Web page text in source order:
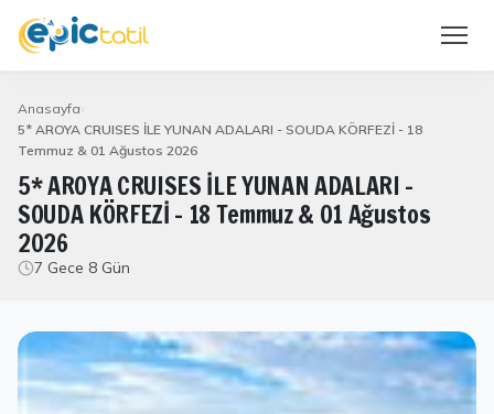
Anasayfa
5* AROYA CRUISES İLE YUNAN ADALARI - SOUDA KÖRFEZİ - 18
Temmuz & 01 Ağustos 2026
5* AROYA CRUISES İLE YUNAN ADALARI -
SOUDA KÖRFEZİ - 18 Temmuz & 01 Ağustos
2026
7 Gece 8 Gün